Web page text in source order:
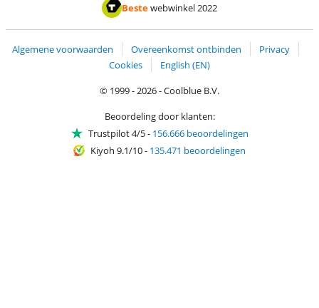
Betalen met iDEAL | Wero Thuiswinkel waarborg
Bestewebwinkel 2022
Algemene voorwaarden Overeenkomst ontbinden
Privacy
Cookies
English (EN)
© 1999 - 2026 - Coolblue B.V.
Beoordeling door klanten:
Trustpilot 4/5- 156.666 beoordelingen
Kiyoh 9.1/10- 135.471 beoordelingen